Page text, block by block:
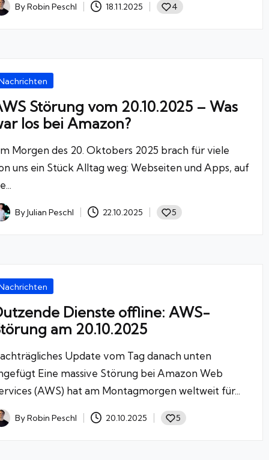
ByRobin Peschl 18.11.2025 4
Störung vom 20.10.2025 – Was
los bei Amazon?
Morgen des 20. Oktobers 2025 brach für viele
uns ein Stück Alltag weg: Webseiten und Apps, auf
ByJulian Peschl 22.10.2025 5
Dienste offline: AWS-
am 20.10.2025
Update vom Tag danach unten
Eine massive Störung bei Amazon Web
(AWS) hat am Montagmorgen weltweit für...
ByRobin Peschl 20.10.2025 5